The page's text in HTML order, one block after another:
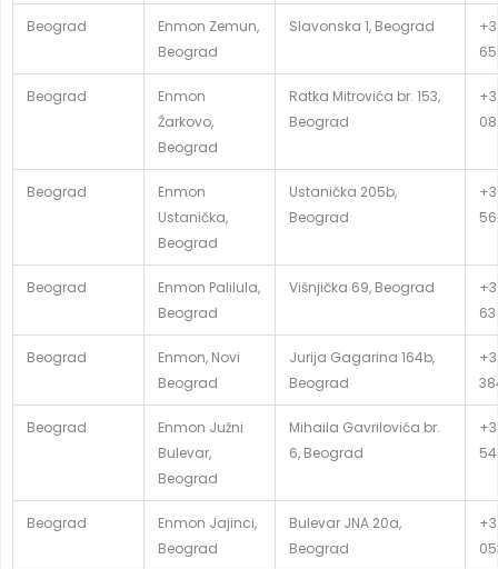
Beograd
Enmon Zemun,
Beograd
Slavonska 1, Beograd
Beograd
Enmon
Žarkovo,
Beograd
Ratka Mitrovića br. 153,
Beograd
Beograd
Enmon
Ustanička,
Beograd
Ustanička 205b,
Beograd
Beograd
Enmon Palilula,
Beograd
Višnjička 69, Beograd
Beograd
Enmon, Novi
Beograd
Jurija Gagarina 164b,
Beograd
Beograd
Enmon Južni
Bulevar,
Beograd
Mihaila Gavrilovića br.
6, Beograd
Beograd
Enmon Jajinci,
Beograd
Bulevar JNA 20a,
Beograd